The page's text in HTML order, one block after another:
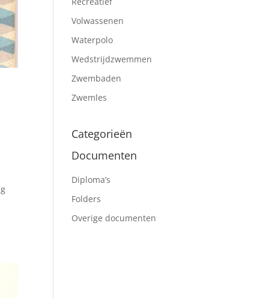
Volwassenen
Waterpolo
Wedstrijdzwemmen
Zwembaden
Zwemles
Categorieën
Documenten
Diploma’s
Folders
Overige documenten